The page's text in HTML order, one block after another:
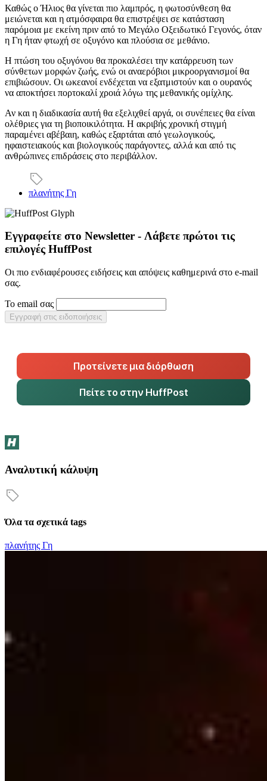
Καθώς ο Ήλιος θα γίνεται πιο λαμπρός, η φωτοσύνθεση θα
μειώνεται και η ατμόσφαιρα θα επιστρέψει σε κατάσταση
παρόμοια με εκείνη πριν από το Μεγάλο Οξειδωτικό Γεγονός, όταν
η Γη ήταν φτωχή σε οξυγόνο και πλούσια σε μεθάνιο.
Η πτώση του οξυγόνου θα προκαλέσει την κατάρρευση των
σύνθετων μορφών ζωής, ενώ οι αναερόβιοι μικροοργανισμοί θα
επιβιώσουν. Οι ωκεανοί ενδέχεται να εξατμιστούν και ο ουρανός
να αποκτήσει πορτοκαλί χροιά λόγω της μεθανικής ομίχλης.
Αν και η διαδικασία αυτή θα εξελιχθεί αργά, οι συνέπειες θα είναι
ολέθριες για τη βιοποικιλότητα. Η ακριβής χρονική στιγμή
παραμένει αβέβαιη, καθώς εξαρτάται από γεωλογικούς,
ηφαιστειακούς και βιολογικούς παράγοντες, αλλά και από τις
ανθρώπινες επιδράσεις στο περιβάλλον.
πλανήτης Γη
Εγγραφείτε στο Newsletter - Λάβετε πρώτοι τις
επιλογές HuffPost
Οι πιο ενδιαφέρουσες ειδήσεις και απόψεις καθημερινά στο e-mail
σας.
Το email σας
Εγγραφή στις ειδοποιήσεις
Προτείνετε μια διόρθωση
Πείτε το στην HuffPost
Αναλυτική κάλυψη
Όλα τα σχετικά tags
πλανήτης Γη